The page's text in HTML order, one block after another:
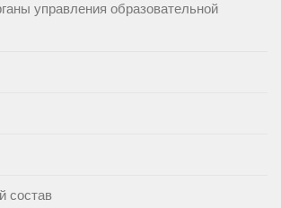
управления образовательной
состав